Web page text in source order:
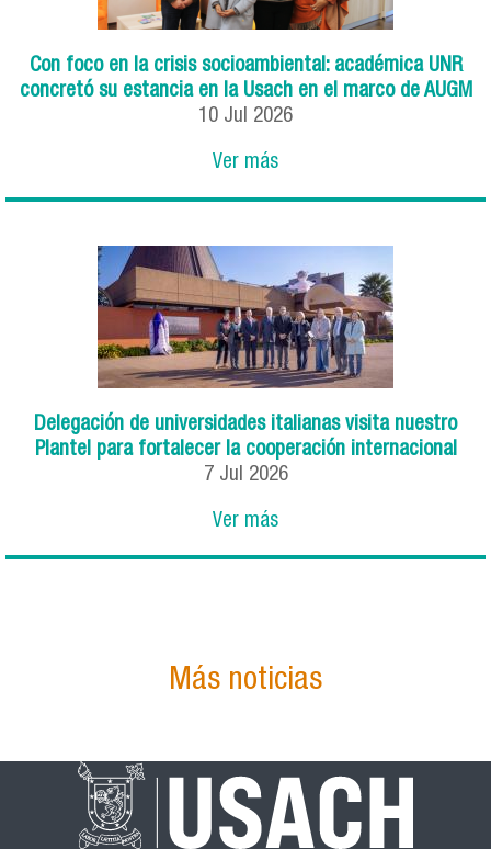
Con foco en la crisis socioambiental: académica UNR
concretó su estancia en la Usach en el marco de AUGM
10 Jul 2026
Ver más
Delegación de universidades italianas visita nuestro
Plantel para fortalecer la cooperación internacional
7 Jul 2026
Ver más
Más noticias